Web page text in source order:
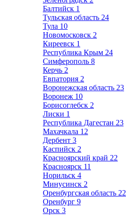
Балтийск 1
Тульская область 24
Тула 10
Новомосковск 2
Киреевск 1
Республика Крым 24
Симферополь 8
Керчь 2
Евпатория 2
Воронежская область 23
Воронеж 10
Борисоглебск 2
Лиски 1
Республика Дагестан 23
Махачкала 12
Дербент 3
Каспийск 2
Красноярский край 22
Красноярск 11
Норильск 4
Минусинск 2
Оренбургская область 22
Оренбург 9
Орск 3